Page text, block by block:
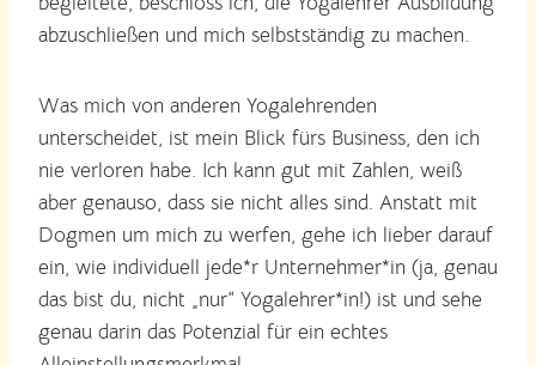
abzuschließen und mich selbstständig zu machen.
Was mich von anderen Yogalehrenden
unterscheidet, ist mein Blick fürs Business, den ich
nie verloren habe. Ich kann gut mit Zahlen, weiß
aber genauso, dass sie nicht alles sind. Anstatt mit
Dogmen um mich zu werfen, gehe ich lieber darauf
ein, wie individuell jede*r Unternehmer*in (ja, genau
das bist du, nicht „nur“ Yogalehrer*in!) ist und sehe
genau darin das Potenzial für ein echtes